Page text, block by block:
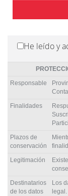
He leído y
Responsable
Finalidades
Plazos de
conservación
Legitimación
Destinatarios
de los datos
Los
legal.